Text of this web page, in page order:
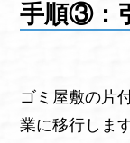
手順③：
ゴミ屋敷の片
業に移行しま